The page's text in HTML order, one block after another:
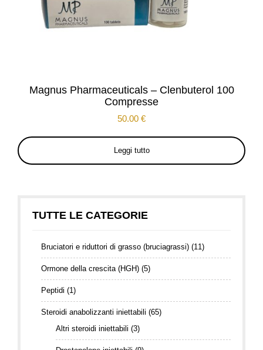
Magnus Pharmaceuticals – Clenbuterol 100
Compresse
50.00 €
Leggi tutto
TUTTE LE CATEGORIE
Bruciatori e riduttori di grasso (bruciagrassi) (11)
Ormone della crescita (HGH) (5)
Peptidi (1)
Steroidi anabolizzanti iniettabili (65)
Altri steroidi iniettabili (3)